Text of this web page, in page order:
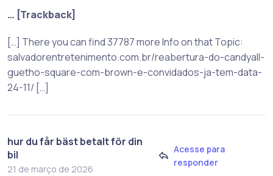
… [Trackback]
[…] There you can find 37787 more Info on that Topic:
salvadorentretenimento.com.br/reabertura-do-candyall-
guetho-square-com-brown-e-convidados-ja-tem-data-
24-11/ […]
hur du får bäst betalt för din
bil
21 de março de 2026
Acesse para
responder